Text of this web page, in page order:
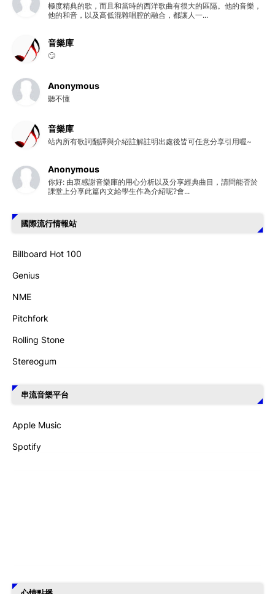
極度精典的歌，而且和當時的西洋歌曲有很大的區隔。他的音樂，
他的和音，以及高低混雜唱腔的融合，都讓人一...
音樂庫
🙄
Anonymous
聽不懂
音樂庫
站內所有歌詞翻譯與介紹註解註明出處後皆可任意分享引用喔~
Anonymous
你好: 由衷感謝音樂庫的用心分析以及分享經典曲目，請問能否於
課堂上分享此篇內文給學生作為介紹呢?會...
國際流行情報站
Billboard Hot 100
Genius
NME
Pitchfork
Rolling Stone
Stereogum
串流音樂平台
Apple Music
Spotify